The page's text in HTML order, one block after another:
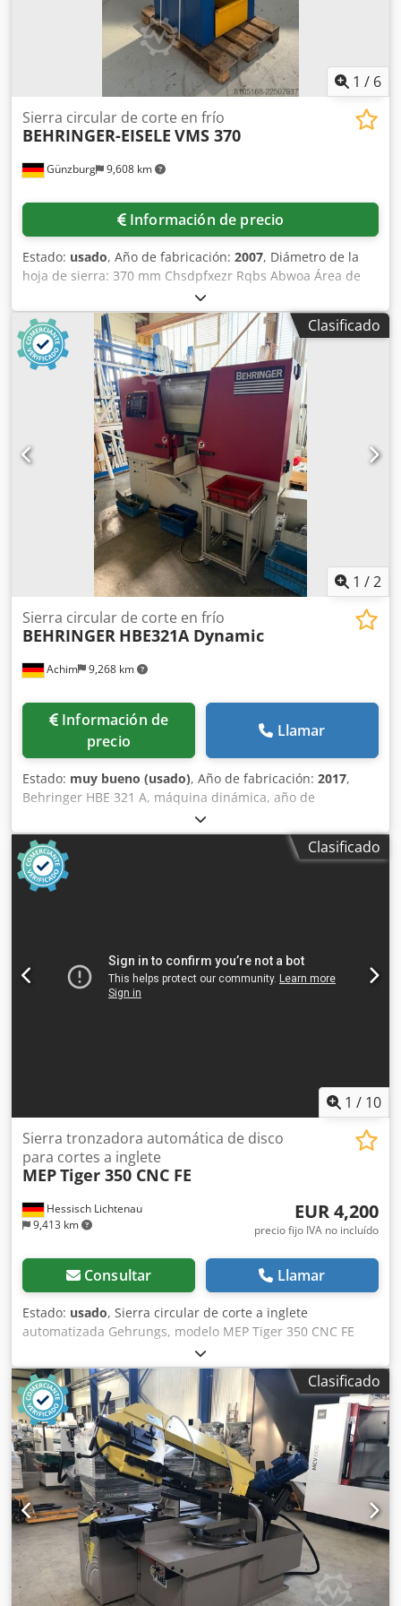
1 / 6
Günzburg 9,608 km
Sierra circular de corte en frío
BEHRINGER-EISELE VMS 370
Información de precio
Estado: usado, Año de fabricación: 2007, Diámetro de la
hoja de sierra: 370 mm Chsdpfxezr Rqbs Abwoa Área de
corte a 90 grados: corte plano, 200 x 100 mm Área de corte
a 90 grados: corte circular, 130 mm Velocidad de la hoja de
sierra: 34/68 RPM Potencia total requerida: 2,6 kW Altura
de la superficie de apoyo del material: 900 mm Espacio
necesario: aproximadamente 1335 x 865 x 2175 m Peso de
la máquina: aproximadamente 430 kg
Clasificado
1 /2
Achim 9,268 km
Sierra circular de corte en frío
BEHRINGER HBE321A Dynamic
Información de
precio
Llamar
Estado: muy bueno (usado), Año de fabricación: 2017,
Behringer HBE 321 A, máquina dinámica, año de
fabricación 2017; ha tenido poco uso, más información
próximamente. La máquina está en proceso de entrega.
Chodpfx Abozrgn Nowea - Las fotos muestran el estado
original.
Clasificado
1 / 10
Hessisch Lichtenau
9,413 km
Sierra tronzadora automática de disco
para cortes a inglete
MEPTiger 350 CNC FE
EUR 4,200
precio fijo IVA no incluído
Consultar Llamar
Estado: usado, Sierra circular de corte a inglete
automatizada Gehrungs, modelo MEP Tiger 350 CNC FE
Número de fabricación: 00011818 Año de fabricación: 1995
Rango de corte a 90° (redondo): Ø 115 mm Rango de corte
a 90° (rectangular): 180 x 95 mm Rango de corte a 45°
(redondo): Ø 110 mm Rango de corte a 45° (rectangular):
125 x 95 mm Rango de corte a 30° (redondo): Ø 90 mm
Rango de corte a 30° (rectangular): 90 x 95 mm Rango de
corte (redondo): Ø 120 mm Rango de corte (rectangular):
180 x 100 mm Apertura del sistema de sujeción: máx. 185
mm Csdpszrpl Defx Abwoha Diámetro de la hoja de sierra:
350 mm Corte a inglete: de 60° a la izquierda hasta 45° a la
derecha Velocidad de la hoja de sierra: 15 / 30 / 45 y 90
rpm Potencia del motor: 1,8 y 2,6 kW Conexión a la red
eléctrica: 400 voltios, 50 Hz Consumo de aire comprimido:
6 bares - Control CNC para hasta 80 longitudes de corte
Clasificado